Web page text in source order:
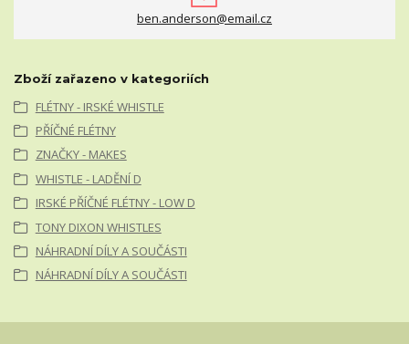
ben.anderson@email.cz
Zboží zařazeno v kategoriích
FLÉTNY - IRSKÉ WHISTLE
PŘÍČNÉ FLÉTNY
ZNAČKY - MAKES
WHISTLE - LADĚNÍ D
IRSKÉ PŘÍČNÉ FLÉTNY - LOW D
TONY DIXON WHISTLES
NÁHRADNÍ DÍLY A SOUČÁSTI
NÁHRADNÍ DÍLY A SOUČÁSTI